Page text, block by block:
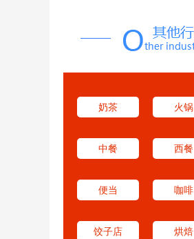
奶茶 火锅
中餐 西餐
便当 咖啡
饺子店 烘焙